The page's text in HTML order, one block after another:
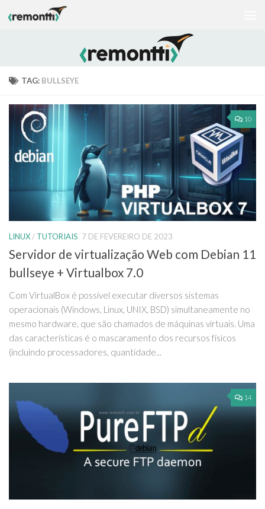
Skip to content
TAG: BULLSEYE
10
LINUX / TUTORIAIS 7 DE FEVEREIRO DE 2023
Servidor de virtualização Web com Debian 11
bullseye + Virtualbox 7.0
Com VirtualBox é possível executar diversos sistemas
operacionais (Windows, Linux, UNIX, BSD) simultaneamente no
mesmo hardware, que são chamados de máquinas virtuais. Uma
das características é o mascaramento dos recursos físicos
(incluindo processadores, quantidade...
14